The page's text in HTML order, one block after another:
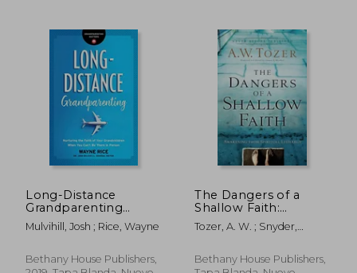
40%
dcto.
45%
dcto.
Long-Distance
Grandparenting
(Grandparenting
Matters) (en Inglés)
Mulvihill, Josh ; Rice, Wayne
Bethany House Publishers,
The Dangers of a
Shallow Faith:
Awakening from
Spiritual Lethargy (en
Tozer, A. W. ; Snyder,
Gary
Bethany House Publishers,